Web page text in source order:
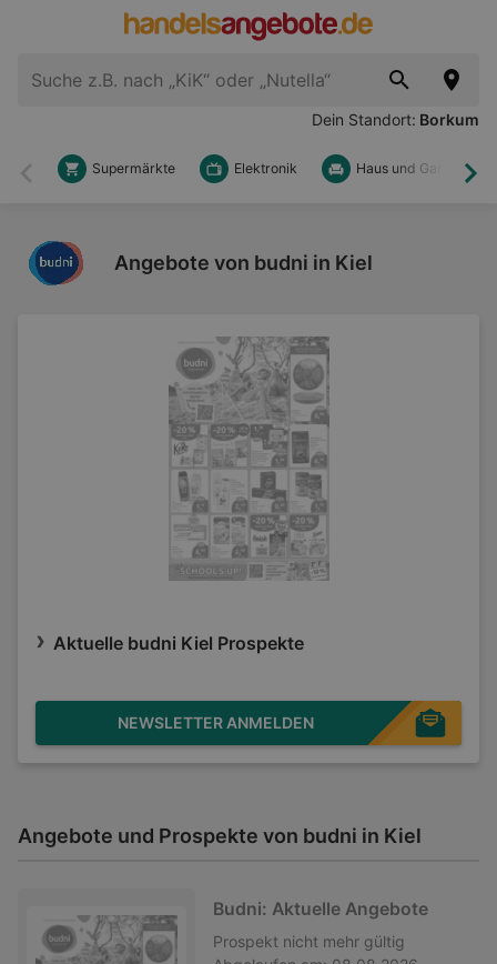
Dein Standort: Borkum
Zurück
Supermärkte Elektronik Haus und Garten
Angebote von budni in Kiel
Aktuelle budni Kiel Prospekte
NEWSLETTER ANMELDEN
Angebote und Prospekte von budni in Kiel
Budni: Aktuelle Angebote
Prospekt nicht mehr gültig